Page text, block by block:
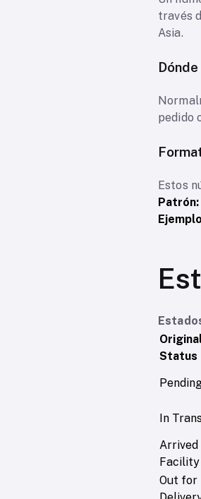
través
Asia.
pedido
Estos
Patrón:
Status
In
Arrived
Facility
Out for